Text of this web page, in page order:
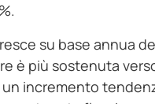
su base annua
è più sostenuta
un incremento